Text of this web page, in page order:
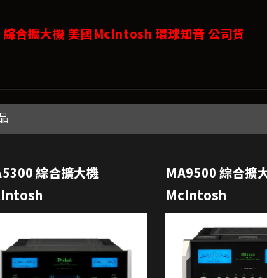
合擴大機 美國McIntosh 環球知音 公司貨
綜合擴大機
MA9500 綜合擴
McIntosh